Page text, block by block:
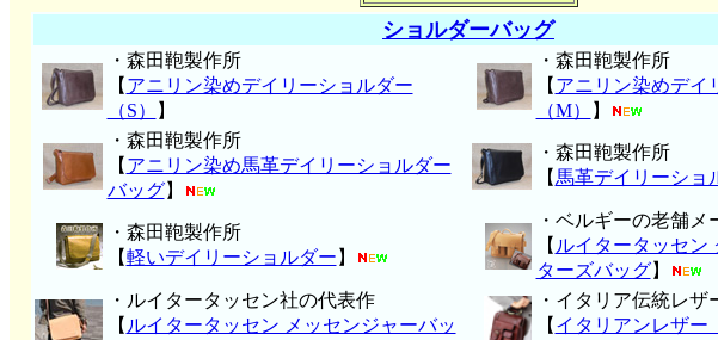
ショルダーバッグ
・森田鞄製作所
【 アニリン染めデイリーショルダー
（S）
】
・森田鞄製作所
【 アニリン染めデイ
（M）
】
・森田鞄製作所
【 アニリン染め馬革デイリーショルダー
バッグ】
・森田鞄製作所
【 馬革デイリーショ
・森田鞄製作所
【軽いデイリーショルダー 】
・ベルギーの老舗メ
【 ルイタータッセン
ターズバッグ】
・ルイタータッセン社の代表作
【 ルイタータッセン メッセンジャーバッ
・イタリア伝統レザ
【 イタリアンレザー